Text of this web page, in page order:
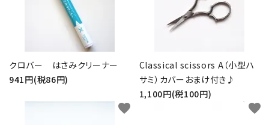
クロバー はさみクリーナー
941円(税86円)
Classical scissors A（小型ハ
サミ）カバーおまけ付き♪
1,100円(税100円)
favorite favorite